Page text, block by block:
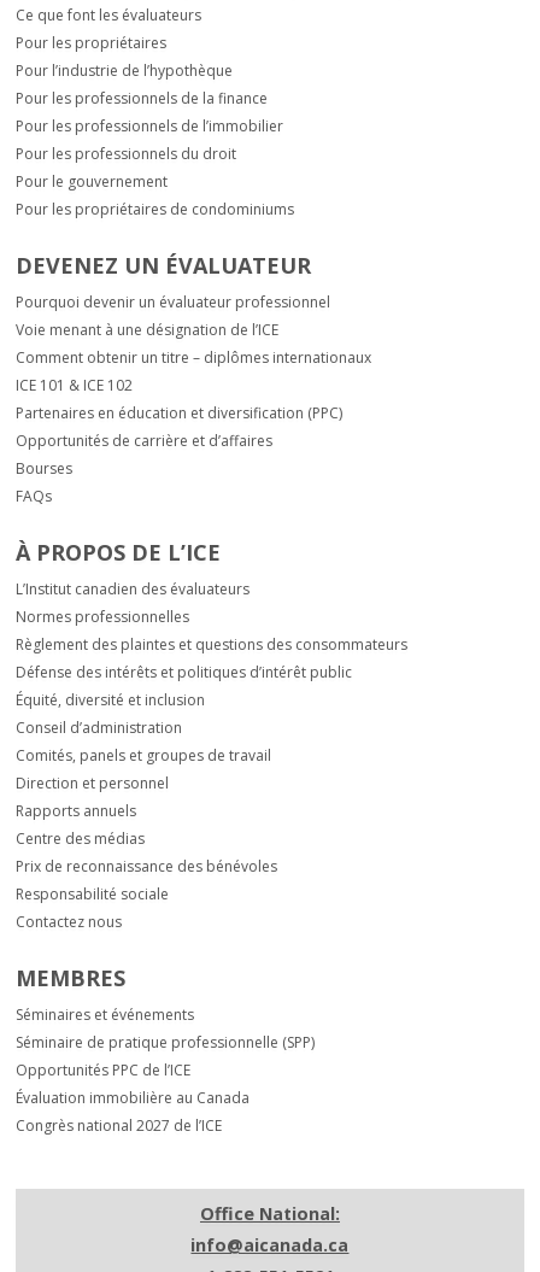
Ce que font les évaluateurs
Pour les propriétaires
Pour l’industrie de l’hypothèque
Pour les professionnels de la finance
Pour les professionnels de l’immobilier
Pour les professionnels du droit
Pour le gouvernement
Pour les propriétaires de condominiums
DEVENEZ UN ÉVALUATEUR
Pourquoi devenir un évaluateur professionnel
Voie menant à une désignation de l’ICE
Comment obtenir un titre – diplômes internationaux
ICE 101 & ICE 102
Partenaires en éducation et diversification (PPC)
Opportunités de carrière et d’affaires
Bourses
FAQs
À PROPOS DE L’ICE
L’Institut canadien des évaluateurs
Normes professionnelles
Règlement des plaintes et questions des consommateurs
Défense des intérêts et politiques d’intérêt public
Équité, diversité et inclusion
Conseil d’administration
Comités, panels et groupes de travail
Direction et personnel
Rapports annuels
Centre des médias
Prix de reconnaissance des bénévoles
Responsabilité sociale
Contactez nous
MEMBRES
Séminaires et événements
Séminaire de pratique professionnelle (SPP)
Opportunités PPC de l’ICE
Évaluation immobilière au Canada
Congrès national 2027 de l’ICE
Office National:
info@aicanada.ca